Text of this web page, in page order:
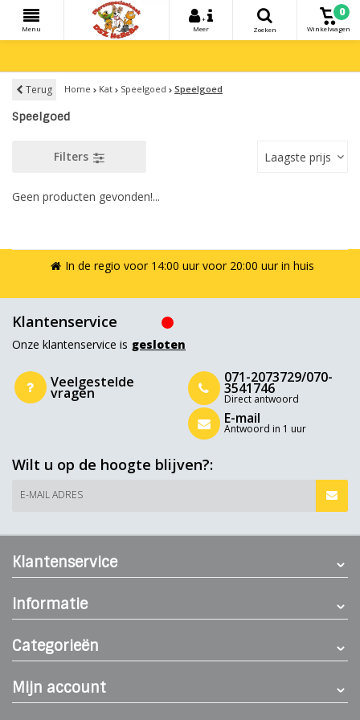
Menu
+
Meer
Zoeken
0
Winkelwagen
Terug Home Kat Speelgoed Speelgoed
Speelgoed
Filters Laagste prijs
Geen producten gevonden!...
In de regio voor 14:00 uur voor 20:00 uur in huis
Klantenservice
Onze klantenservice is gesloten
Veelgestelde
vragen
071-2073729/070-
3541746
Direct antwoord
E-mail
Antwoord in 1 uur
Wilt u op de hoogte blijven?:
E-MAIL ADRES
Klantenservice
Informatie
Categorieën
Mijn account